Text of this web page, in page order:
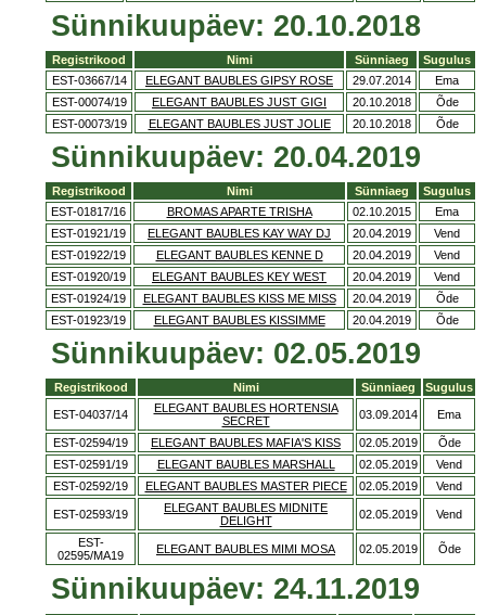
Sünnikuupäev: 20.10.2018
Registrikood Nimi Sünniaeg
Sugulus
EST-03667/14
ELEGANT BAUBLES GIPSY ROSE 29.07.2014
Ema
EST-00074/19
ELEGANT BAUBLES JUST GIGI 20.10.2018
Õde
EST-00073/19
ELEGANT BAUBLES JUST JOLIE 20.10.2018 Õde
Sünnikuupäev: 20.04.2019
Registrikood Nimi Sünniaeg
Sugulus
EST-01817/16
BROMAS APARTE TRISHA 02.10.2015
Ema
EST-01921/19
ELEGANT BAUBLES KAY WAY DJ 20.04.2019
Vend
EST-01922/19
ELEGANT BAUBLES KENNE D 20.04.2019
Vend
EST-01920/19
ELEGANT BAUBLES KEY WEST 20.04.2019
Vend
EST-01924/19
ELEGANT BAUBLES KISS ME MISS 20.04.2019
Õde
EST-01923/19
ELEGANT BAUBLES KISSIMME 20.04.2019 Õde
Sünnikuupäev: 02.05.2019
Registrikood Nimi Sünniaeg Sugulus
EST-04037/14
ELEGANT BAUBLES HORTENSIA
SECRET
03.09.2014 Ema
EST-02594/19 ELEGANT BAUBLES MAFIA'S KISS 02.05.2019
Õde
EST-02591/19
ELEGANT BAUBLES MARSHALL 02.05.2019
Vend
EST-02592/19
ELEGANT BAUBLES MASTER PIECE 02.05.2019 Vend
EST-02593/19
ELEGANT BAUBLES MIDNITE
DELIGHT
02.05.2019 Vend
EST-
02595/MA19
ELEGANT BAUBLES MIMI MOSA 02.05.2019 Õde
Sünnikuupäev: 24.11.2019